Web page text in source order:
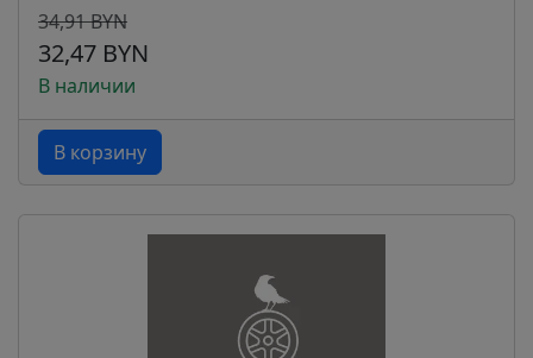
34,91 BYN
32,47 BYN
В наличии
В корзину